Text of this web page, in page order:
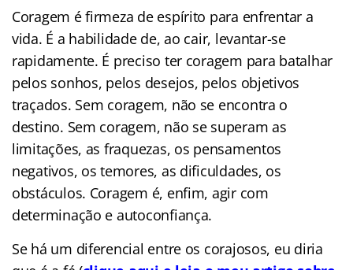
Coragem é firmeza de espírito para enfrentar a
vida. É a habilidade de, ao cair, levantar-se
rapidamente. É preciso ter coragem para batalhar
pelos sonhos, pelos desejos, pelos objetivos
traçados. Sem coragem, não se encontra o
destino. Sem coragem, não se superam as
limitações, as fraquezas, os pensamentos
negativos, os temores, as dificuldades, os
obstáculos. Coragem é, enfim, agir com
determinação e autoconfiança.
Se há um diferencial entre os corajosos, eu diria